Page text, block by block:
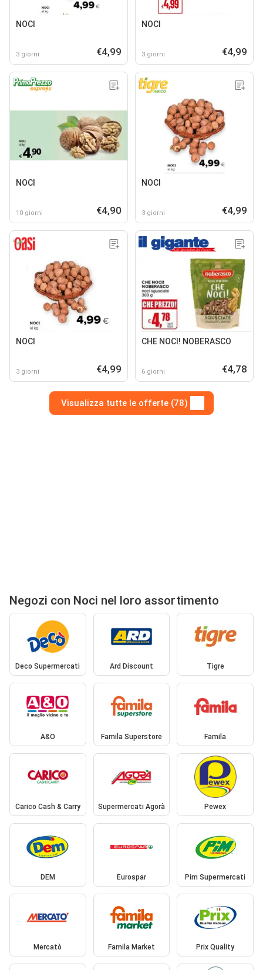
NOCI
3 giorni €4,99
NOCI
3 giorni €4,99
NOCI
10 giorni €4,90
NOCI
3 giorni €4,99
NOCI
3 giorni €4,99
CHE NOCI! NOBERASCO
6 giorni €4,78
Visualizza tutte le offerte (78)
Negozi con Noci nel loro assortimento
Deco Supermercati Ard Discount Tigre
A&O Famila Superstore Famila
Carico Cash & Carry Supermercati Agorà Pewex
DEM Eurospar Pim Supermercati
Mercatò Famila Market Prix Quality